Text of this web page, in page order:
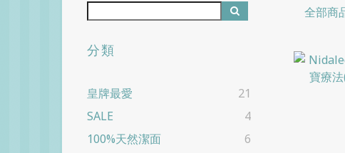
分類
皇牌最愛
21
SALE
4
100%天然潔面
6
全部商